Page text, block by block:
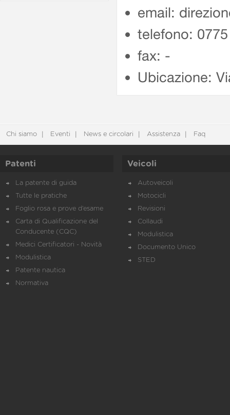
email:
telefono:
fax: -
Ubicazione:
Chi siamo Eventi News e circolari Assistenza Faq
Patenti
La patente di guida
Tutte le pratiche
Foglio rosa e prove d’esame
Carta di Qualificazione del
Conducente (CQC)
Medici Certificatori - Novità
Modulistica
Patente nautica
Normativa
Veicoli
Autoveicoli
Motocicli
Revisioni
Collaudi
Modulistica
Documento Unico
STED